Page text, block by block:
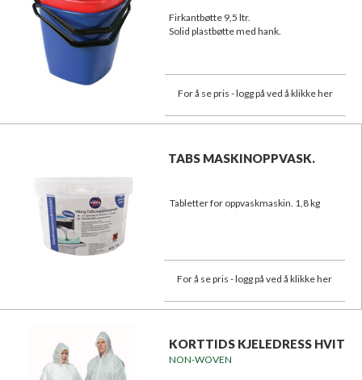
Firkantbøtte 9,5 ltr.
Solid plastbøtte med hank.
For å se pris - logg på ved å klikke her
TABS MASKINOPPVASK.
Tabletter for oppvaskmaskin. 1,8 kg
For å se pris - logg på ved å klikke her
KORTTIDS KJELEDRESS HVIT
NON-WOVEN